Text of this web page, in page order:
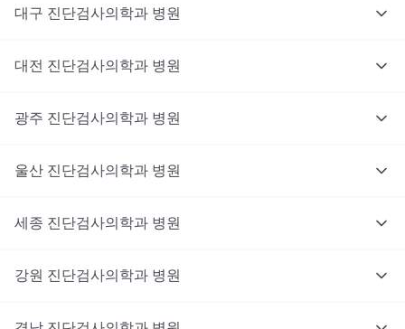
대구 진단검사의학과 병원
대전 진단검사의학과 병원
광주 진단검사의학과 병원
울산 진단검사의학과 병원
세종 진단검사의학과 병원
강원 진단검사의학과 병원